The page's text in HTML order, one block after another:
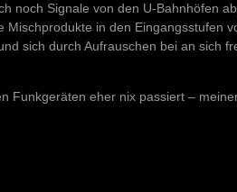
noch Signale von den U-Bahnhöfen
Mischprodukte in den Eingangsstufen
sich durch Aufrauschen bei an sich
Funkgeräten eher nix passiert –